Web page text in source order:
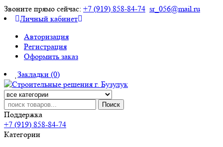
Звоните прямо сейчас: +7 (919) 858-84-74 sr_056@mail.ru
Личный кабинет
Авторизация
Регистрация
Оформить заказ
Закладки (0)
Поиск
Поддержка
+7 (919) 858-84-74
Категории